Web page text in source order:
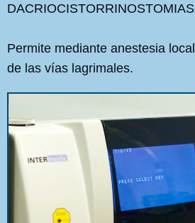
DACRIOCISTORRINOSTOMIAS
Permite mediante anestesia
de las vías lagrimales.